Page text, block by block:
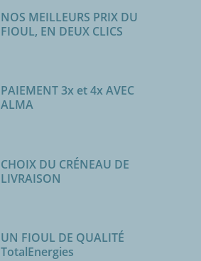
NOS MEILLEURS PRIX DU
FIOUL, EN DEUX CLICS
PAIEMENT 3x et 4x AVEC
ALMA
CHOIX DU CRÉNEAU DE
LIVRAISON
UN FIOUL DE QUALITÉ
TotalEnergies